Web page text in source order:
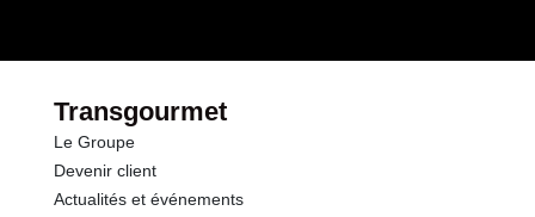
Transgourmet
Le Groupe
Devenir client
Actualités et événements